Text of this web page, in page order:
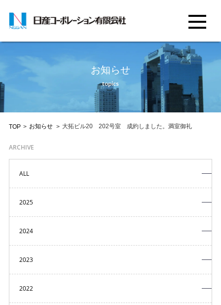
お知らせ
topics
TOP > お知らせ > 大拓ビル20 202号室 成約しました。満室御礼
ARCHIVE
ALL
2025
2024
2023
2022